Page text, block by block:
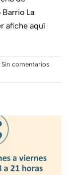
La
afiche aquí
Sin comentarios